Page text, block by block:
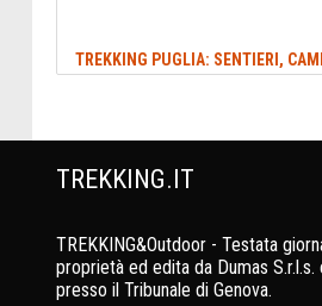
TREKKING.IT
TREKKING&Outdoor - Testata
proprietà ed edita da Dumas
presso il Tribunale di Genova.